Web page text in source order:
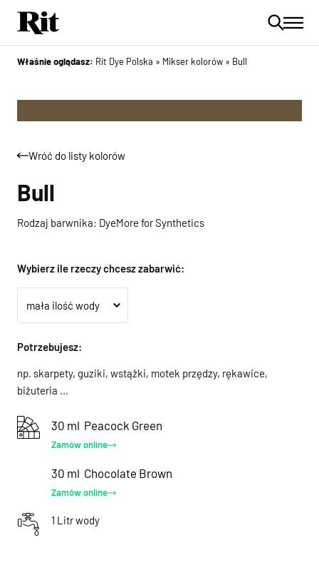
Właśnie oglądasz: Rit Dye Polska » Mikser kolorów » Bull
Wróć do listy kolorów
Bull
Rodzaj barwnika: DyeMore for Synthetics
Wybierz ile rzeczy chcesz zabarwić:
Potrzebujesz:
np. skarpety, guziki, wstążki, motek przędzy, rękawice,
biżuteria ...
30 ml Peacock Green
Zamów online
30 ml Chocolate Brown
Zamów online
1 Litr wody